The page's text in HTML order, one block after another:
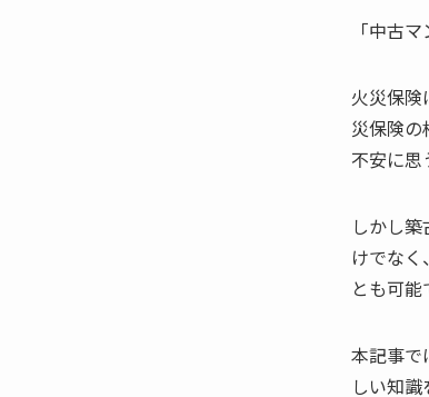
「中古
火災保険
災保険の
不安に思
しかし
けでな
とも可能
本記事で
しい知識